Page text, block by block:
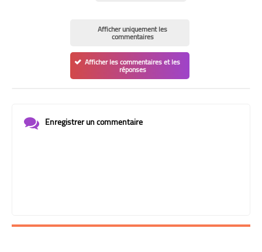
Afficher uniquement les
commentaires
Afficher les commentaires et les
réponses
Enregistrer un commentaire